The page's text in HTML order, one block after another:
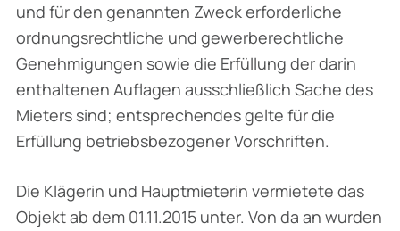
und für den genannten Zweck erforderliche
ordnungsrechtliche und gewerberechtliche
Genehmigungen sowie die Erfüllung der darin
enthaltenen Auflagen ausschließlich Sache des
Mieters sind; ent­sprechendes gelte für die
Erfüllung betriebsbezogener Vorschriften.
Die Klägerin und Hauptmieterin vermietete das
Objekt ab dem 01.11.2015 unter. Von da an wurden